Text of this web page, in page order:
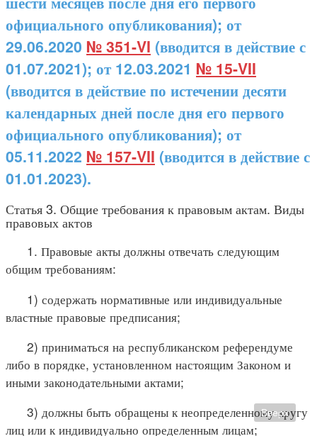
официального опубликования); от
29.06.2020 № 351-VI (вводится в действие с
01.07.2021); от 12.03.2021 № 15-VII
(вводится в действие по истечении десяти
календарных дней после дня его первого
официального опубликования); от
05.11.2022 № 157-VII (вводится в действие с
01.01.2023).
Статья 3. Общие требования к правовым актам. Виды
правовых актов
1. Правовые акты должны отвечать следующим
общим требованиям:
1) содержать нормативные или индивидуальные
властные правовые предписания;
2) приниматься на республиканском референдуме
либо в порядке, установленном настоящим Законом и
иными законодательными актами;
3) должны быть обращены к неопределенному кругу
лиц или к индивидуально определенным лицам;
Вверх